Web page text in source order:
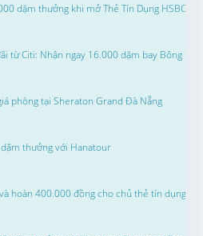
dặm thưởng khi mở Thẻ Tín Dụng HSBC
từ Citi: Nhận ngay 16.000 dặm bay Bông Sen
phòng tại Sheraton Grand Đà Nẵng
thưởng với Hanatour
hoàn 400.000 đồng cho chủ thẻ tín dụng